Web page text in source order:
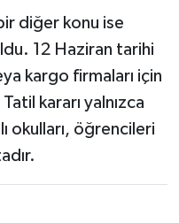
diğer konu ise
12 Haziran tarihi
kargo firmaları için
kararı yalnızca
okulları, öğrencileri